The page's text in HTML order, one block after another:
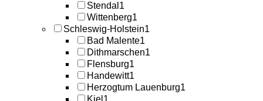
Stendal 1
Wittenberg1
Schleswig-Holstein1
Bad Malente1
Dithmarschen1
Flensburg1
Handewitt1
Herzogtum Lauenburg1
Kiel 1